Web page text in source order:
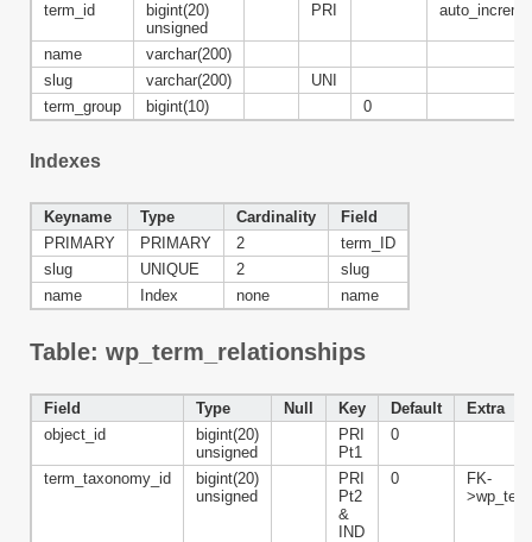
term_id
bigint(20)
unsigned
PRI
name
varchar(200)
slug
varchar(200)
UNI
term_group
bigint(10) 0
Indexes
Keyname Type Cardinality
Field
PRIMARY
PRIMARY 2
term_ID
slug
UNIQUE 2
slug
name
Index none name
Table: wp_term_relationships
Field Type Null Key Default
Extra
object_id
bigint(20)
unsigned
PRI
Pt1
0
term_taxonomy_id
bigint(20)
unsigned
PRI
Pt2
&
IND
0
FK-